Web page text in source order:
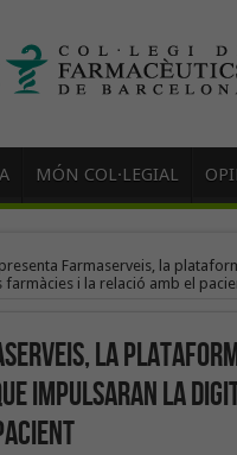
MÓN COL·LEGIAL
Farmaserveis, la
i la relació amb el
la
impulsaran la